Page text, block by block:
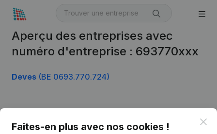
Aperçu des entreprises avec
numéro d'entreprise : 693770xxx
Deves (BE 0693.770.724)
Faites-en plus avec nos cookies !